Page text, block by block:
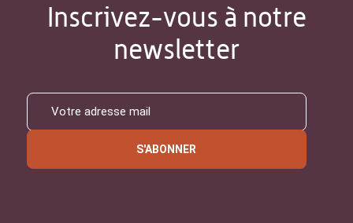
Inscrivez-vous à notre
newsletter
S'ABONNER